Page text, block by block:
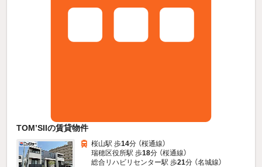
TOM’SIIの賃貸物件
桜山駅 歩14分 （桜通線）
瑞穂区役所駅 歩18分 （桜通線）
総合リハビリセンター駅 歩21分 （名城線）